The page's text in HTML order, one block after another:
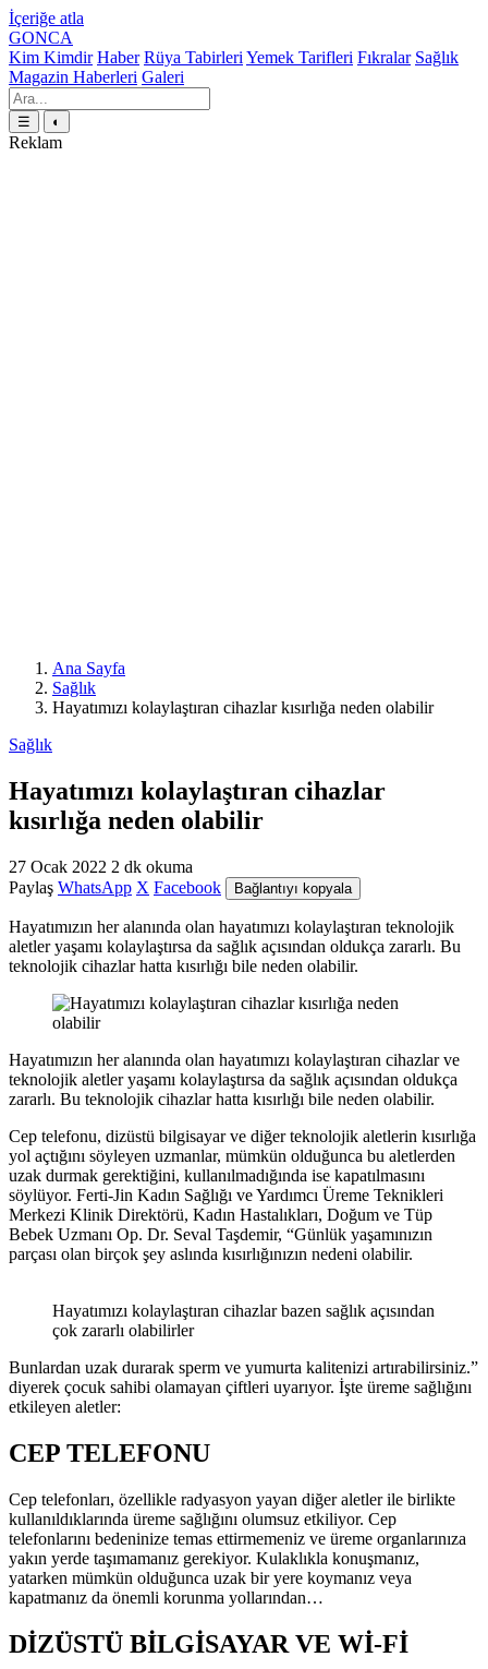
İçeriğe atla
GONCA
Kim Kimdir Haber Rüya Tabirleri Yemek Tarifleri Fıkralar Sağlık
Magazin Haberleri Galeri
☰ ◐
Reklam
Ana Sayfa
Sağlık
Hayatımızı kolaylaştıran cihazlar kısırlığa neden olabilir
Sağlık
Hayatımızı kolaylaştıran cihazlar
kısırlığa neden olabilir
27 Ocak 2022 2 dk okuma
Paylaş WhatsApp X Facebook Bağlantıyı kopyala
Hayatımızın her alanında olan hayatımızı kolaylaştıran teknolojik
aletler yaşamı kolaylaştırsa da sağlık açısından oldukça zararlı. Bu
teknolojik cihazlar hatta kısırlığı bile neden olabilir.
Hayatımızın her alanında olan hayatımızı kolaylaştıran cihazlar ve
teknolojik aletler yaşamı kolaylaştırsa da sağlık açısından oldukça
zararlı. Bu teknolojik cihazlar hatta kısırlığı bile neden olabilir.
Cep telefonu, dizüstü bilgisayar ve diğer teknolojik aletlerin kısırlığa
yol açtığını söyleyen uzmanlar, mümkün olduğunca bu aletlerden
uzak durmak gerektiğini, kullanılmadığında ise kapatılmasını
söylüyor. Ferti-Jin Kadın Sağlığı ve Yardımcı Üreme Teknikleri
Merkezi Klinik Direktörü, Kadın Hastalıkları, Doğum ve Tüp
Bebek Uzmanı Op. Dr. Seval Taşdemir, “Günlük yaşamınızın
parçası olan birçok şey aslında kısırlığınızın nedeni olabilir.
Hayatımızı kolaylaştıran cihazlar bazen sağlık açısından
çok zararlı olabilirler
Bunlardan uzak durarak sperm ve yumurta kalitenizi artırabilirsiniz.”
diyerek çocuk sahibi olamayan çiftleri uyarıyor. İşte üreme sağlığını
etkileyen aletler:
CEP TELEFONU
Cep telefonları, özellikle radyasyon yayan diğer aletler ile birlikte
kullanıldıklarında üreme sağlığını olumsuz etkiliyor. Cep
telefonlarını bedeninize temas ettirmemeniz ve üreme organlarınıza
yakın yerde taşımamanız gerekiyor. Kulaklıkla konuşmanız,
yatarken mümkün olduğunca uzak bir yere koymanız veya
kapatmanız da önemli korunma yollarından…
DİZÜSTÜ BİLGİSAYAR VE Wİ-Fİ